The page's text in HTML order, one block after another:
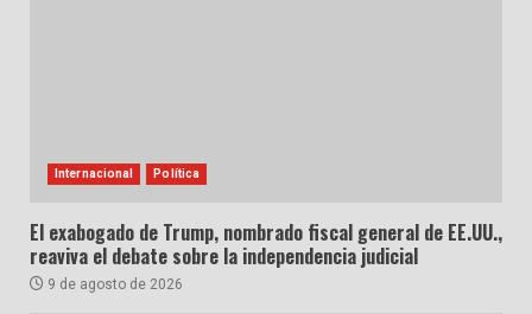
Internacional Política
El exabogado de Trump, nombrado fiscal general de EE.UU.,
reaviva el debate sobre la independencia judicial
9 de agosto de 2026